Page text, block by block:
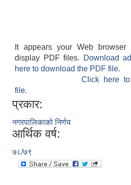
It appears your Web
display PDF files.
Download
here to download the PDF file.
Click here
file.
प्रकार:
नगरपालिकाको निर्णय
आर्थिक वर्ष:
७८/७९